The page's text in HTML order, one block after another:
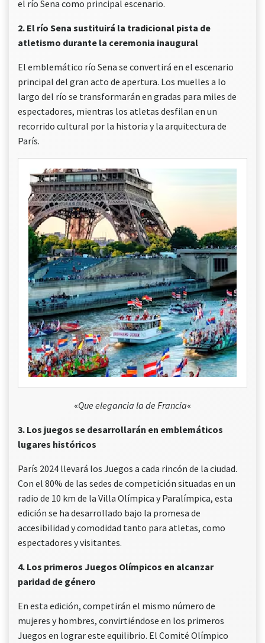
el río Sena como principal escenario.
2. El río Sena sustituirá la tradicional pista de
atletismo durante la ceremonia inaugural
El emblemático río Sena se convertirá en el escenario
principal del gran acto de apertura. Los muelles a lo
largo del río se transformarán en gradas para miles de
espectadores, mientras los atletas desfilan en un
recorrido cultural por la historia y la arquitectura de
París.
«Que elegancia la de Francia«
3. Los juegos se desarrollarán en emblemáticos
lugares históricos
París 2024 llevará los Juegos a cada rincón de la ciudad.
Con el 80% de las sedes de competición situadas en un
radio de 10 km de la Villa Olímpica y Paralímpica, esta
edición se ha desarrollado bajo la promesa de
accesibilidad y comodidad tanto para atletas, como
espectadores y visitantes.
4. Los primeros Juegos Olímpicos en alcanzar
paridad de género
En esta edición, competirán el mismo número de
mujeres y hombres, convirtiéndose en los primeros
Juegos en lograr este equilibrio. El Comité Olímpico